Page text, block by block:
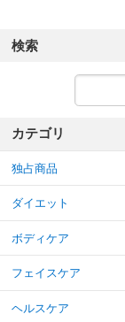
検索
カテゴリ
独占商品
ダイエット
ボディケア
フェイスケア
ヘルスケア